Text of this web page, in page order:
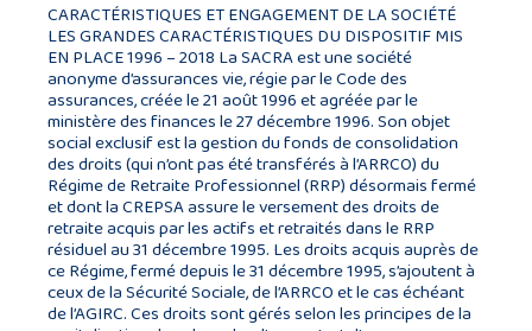
CARACTÉRISTIQUES ET ENGAGEMENT DE LA SOCIÉTÉ
LES GRANDES CARACTÉRISTIQUES DU DISPOSITIF MIS
EN PLACE 1996 – 2018 La SACRA est une société
anonyme d’assurances vie, régie par le Code des
assurances, créée le 21 août 1996 et agréée par le
ministère des finances le 27 décembre 1996. Son objet
social exclusif est la gestion du fonds de consolidation
des droits (qui n’ont pas été transférés à l’ARRCO) du
Régime de Retraite Professionnel (RRP) désormais fermé
et dont la CREPSA assure le versement des droits de
retraite acquis par les actifs et retraités dans le RRP
résiduel au 31 décembre 1995. Les droits acquis auprès de
ce Régime, fermé depuis le 31 décembre 1995, s’ajoutent à
ceux de la Sécurité Sociale, de l’ARRCO et le cas échéant
de l’AGIRC. Ces droits sont gérés selon les principes de la